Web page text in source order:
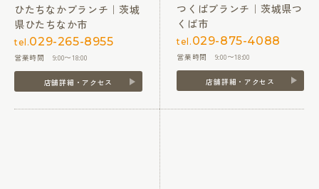
ひたちなかブランチ｜茨城
県ひたちなか市
tel.029-265-8955
営業時間 9:00〜18:00
店舗詳細・アクセス
つくばブランチ｜茨城県つ
くば市
tel. 029-875-4088
営業時間 9:00〜18:00
店舗詳細・アクセス